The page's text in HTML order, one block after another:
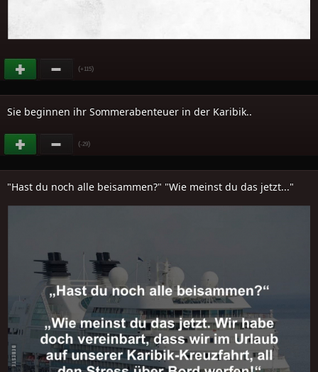
(+115)
Sie beginnen ihr Sommerabenteuer in der Karibik..
(-29)
"Hast du noch alle beisammen?" "Wie meinst du das jetzt..."